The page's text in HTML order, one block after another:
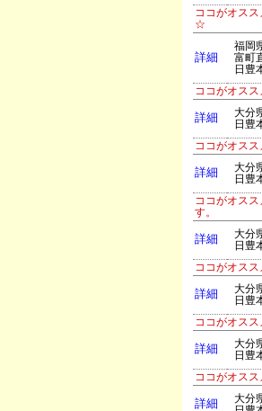
ココがオス
☆
詳細
福岡
富町
日豊
ココがオス
詳細
大分
日豊
ココがオス
詳細
大分
日豊
ココがオス
す。
詳細
大分
日豊
ココがオス
詳細
大分
日豊
ココがオス
詳細
大分
日豊
ココがオス
詳細
大分